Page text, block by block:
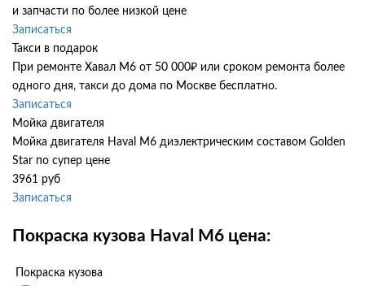
и запчасти по более низкой цене
Записаться
Такси в подарок
При ремонте Хавал М6 от 50 000₽ или сроком ремонта более
одного дня, такси до дома по Москве бесплатно.
Записаться
Мойка двигателя
Мойка двигателя Haval M6 диэлектрическим составом Golden
Star по супер цене
3961 руб
Записаться
Покраска кузова Haval M6 цена:
Покраска кузова